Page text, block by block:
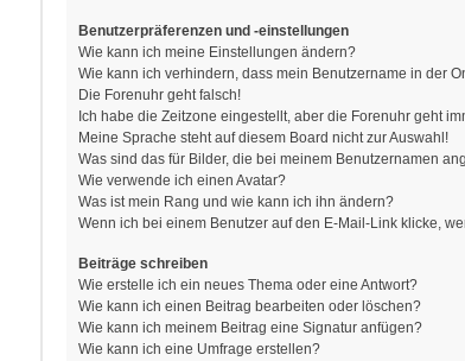
Benutzerpräferenzen und -einstellungen
Wie kann ich meine Einstellungen ändern?
Wie kann ich verhindern, dass mein Benutzername in der
Die Forenuhr geht falsch!
Ich habe die Zeitzone eingestellt, aber die Forenuhr geht
Meine Sprache steht auf diesem Board nicht zur Auswahl!
Was sind das für Bilder, die bei meinem Benutzernamen
Wie verwende ich einen Avatar?
Was ist mein Rang und wie kann ich ihn ändern?
Wenn ich bei einem Benutzer auf den E-Mail-Link klicke,
Beiträge schreiben
Wie erstelle ich ein neues Thema oder eine Antwort?
Wie kann ich einen Beitrag bearbeiten oder löschen?
Wie kann ich meinem Beitrag eine Signatur anfügen?
Wie kann ich eine Umfrage erstellen?